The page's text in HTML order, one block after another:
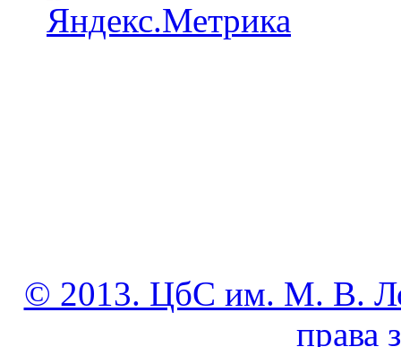
© 2013. ЦбС им. М. В.
права